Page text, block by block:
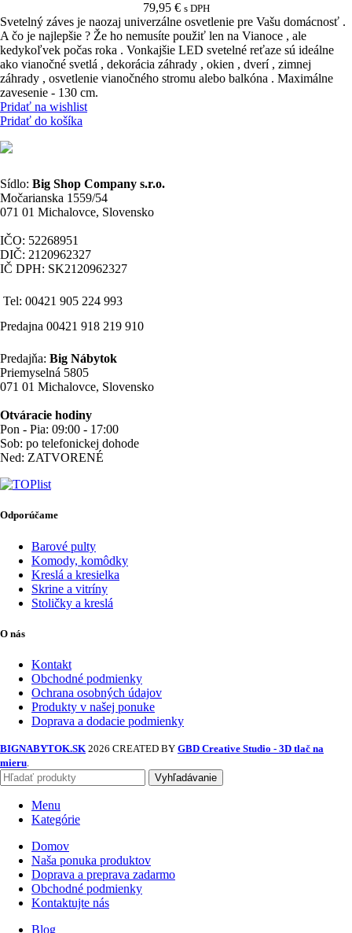
79,95 € s DPH
Svetelný záves je naozaj univerzálne osvetlenie pre Vašu domácnosť .
A čo je najlepšie ? Že ho nemusíte použiť len na Vianoce , ale
kedykoľvek počas roka . Vonkajšie LED svetelné reťaze sú ideálne
ako vianočné svetlá , dekorácia záhrady , okien , dverí , zimnej
záhrady , osvetlenie vianočného stromu alebo balkóna . Maximálne
zavesenie - 130 cm.
Pridať na wishlist
Pridať do košíka
Sídlo: Big Shop Company s.r.o.
Močarianska 1559/54
071 01 Michalovce, Slovensko
IČO: 52268951
DIČ: 2120962327
IČ DPH: SK2120962327
Tel: 00421 905 224 993
Predajna 00421 918 219 910
Predajňa: Big Nábytok
Priemyselná 5805
071 01 Michalovce, Slovensko
Otváracie hodiny
Pon - Pia: 09:00 - 17:00
Sob: po telefonickej dohode
Ned: ZATVORENÉ
Odporúčame
Barové pulty
Komody, komôdky
Kreslá a kresielka
Skrine a vitríny
Stoličky a kreslá
O nás
Kontakt
Obchodné podmienky
Ochrana osobných údajov
Produkty v našej ponuke
Doprava a dodacie podmienky
BIGNABYTOK.SK 2026 CREATED BY GBD Creative Studio - 3D tlač na
mieru
Vyhľadávanie
Menu
Kategórie
Domov
Naša ponuka produktov
Doprava a preprava zadarmo
Obchodné podmienky
Kontaktujte nás
Blog